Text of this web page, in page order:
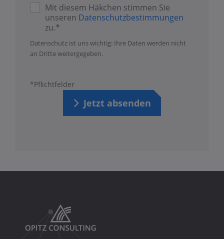
Mit diesem Häkchen stimmen Sie
unseren Datenschutzbestimmungen
zu.*
Datenschutz ist uns wichtig: Ihre Daten werden nicht
an Dritte weitergegeben.
*Pflichtfelder
Jetzt absenden